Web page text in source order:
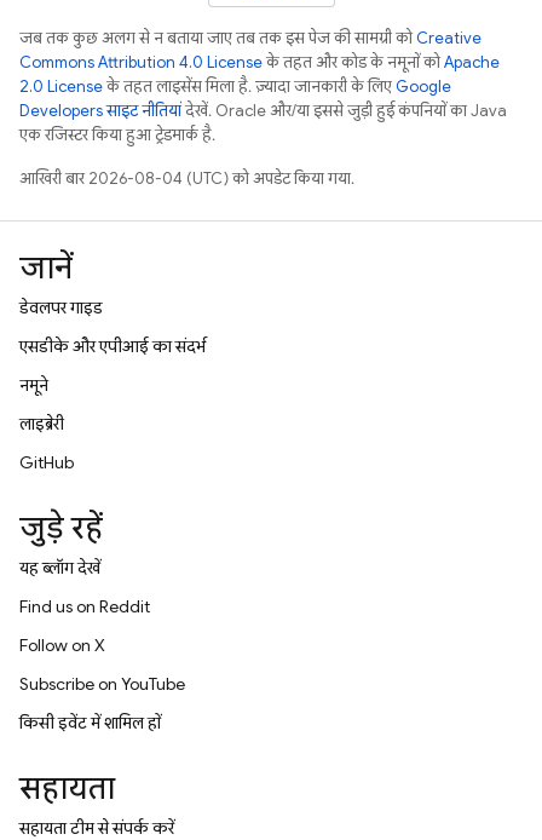
जब तक कुछ अलग से न बताया जाए, तब तक इस पेज की सामग्री कोCreative
Commons Attribution 4.0 Licenseके तहत और कोड के नमूनों कोApache
2.0 Licenseके तहत लाइसेंस मिला है. ज़्यादा जानकारी के लिए,Google
Developers साइट नीतियांदेखें. Oracle और/या इससे जुड़ी हुई कंपनियों का, Java
एक रजिस्टर किया हुआ ट्रेडमार्क है.
आखिरी बार 2026-08-04 (UTC) को अपडेट किया गया.
जानें
डेवलपर गाइड
एसडीके और एपीआई का संदर्भ
नमूने
लाइब्रेरी
GitHub
जुड़े रहें
यह ब्लॉग देखें
Find us on Reddit
Follow on X
Subscribe on YouTube
किसी इवेंट में शामिल हों
सहायता
सहायता टीम से संपर्क करें